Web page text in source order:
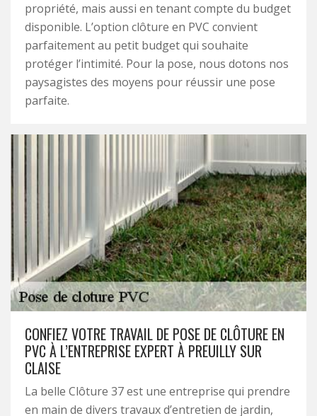
propriété, mais aussi en tenant compte du budget
disponible. L’option clôture en PVC convient
parfaitement au petit budget qui souhaite
protéger l’intimité. Pour la pose, nous dotons nos
paysagistes des moyens pour réussir une pose
parfaite.
CONFIEZ VOTRE TRAVAIL DE POSE DE CLÔTURE EN
PVC À L’ENTREPRISE EXPERT À PREUILLY SUR
CLAISE
La belle Clôture 37 est une entreprise qui prendre
en main de divers travaux d’entretien de jardin,